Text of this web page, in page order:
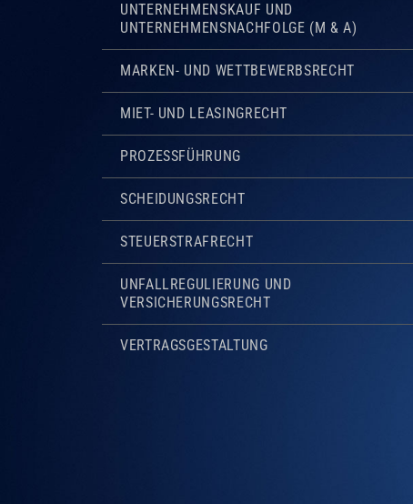
UNTERNEHMENSKAUF UND
UNTERNEHMENSNACHFOLGE (M & A)
MARKEN- UND WETTBEWERBSRECHT
MIET- UND LEASINGRECHT
PROZESSFÜHRUNG
SCHEIDUNGSRECHT
STEUERSTRAFRECHT
UNFALLREGULIERUNG UND
VERSICHERUNGSRECHT
VERTRAGSGESTALTUNG